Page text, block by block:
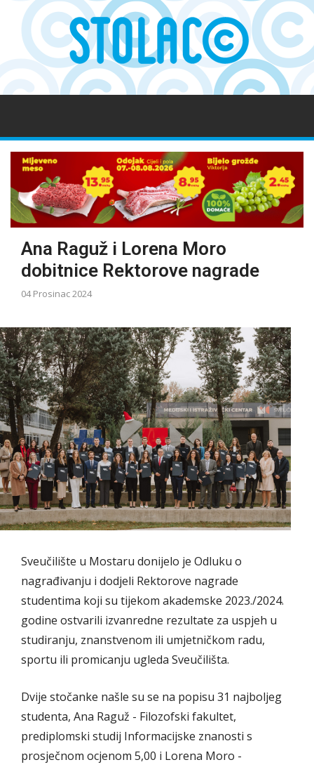
Ana Raguž i Lorena Moro
dobitnice Rektorove nagrade
04 Prosinac 2024
Sveučilište u Mostaru donijelo je Odluku o
nagrađivanju i dodjeli Rektorove nagrade
studentima koji su tijekom akademske 2023./2024.
godine ostvarili izvanredne rezultate za uspjeh u
studiranju, znanstvenom ili umjetničkom radu,
sportu ili promicanju ugleda Sveučilišta.
Dvije stočanke našle su se na popisu 31 najboljeg
studenta, Ana Raguž - Filozofski fakultet,
prediplomski studij Informacijske znanosti s
prosječnom ocjenom 5,00 i Lorena Moro -